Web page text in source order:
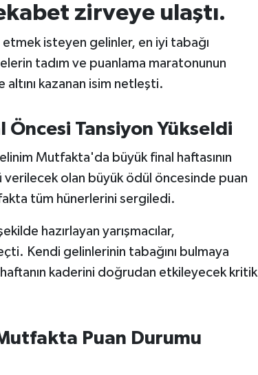
zirveye ulaştı.
isteyen gelinler, en iyi tabağı
tadım ve puanlama maratonunun
kazanan isim netleşti.
Tansiyon Yükseldi
Mutfakta'da büyük final haftasının
verilecek olan büyük ödül öncesinde puan
tüm hünerlerini sergiledi.
hazırlayan yarışmacılar,
Kendi gelinlerinin tabağını bulmaya
kaderini doğrudan etkileyecek kritik
Puan Durumu